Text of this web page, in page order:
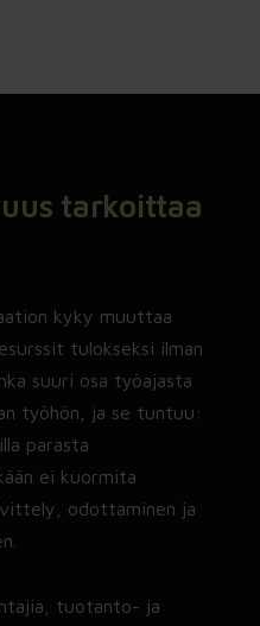
tarkoittaa
kyky muuttaa
tulokseksi ilman
suuri osa työajasta
työhön, ja se tuntuu:
parasta
ei kuormita
odottaminen ja
tuotanto- ja
isoa
pysyy
päätösten